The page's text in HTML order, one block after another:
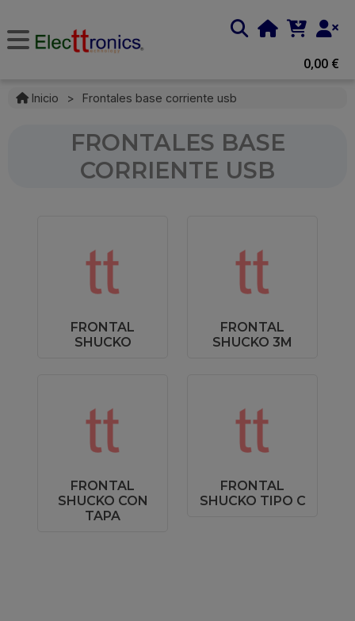
0,00 €
Inicio > Frontales base corriente usb
FRONTALES BASE
CORRIENTE USB
FRONTAL
SHUCKO
FRONTAL
SHUCKO 3M
FRONTAL
SHUCKO CON
TAPA
FRONTAL
SHUCKO TIPO C